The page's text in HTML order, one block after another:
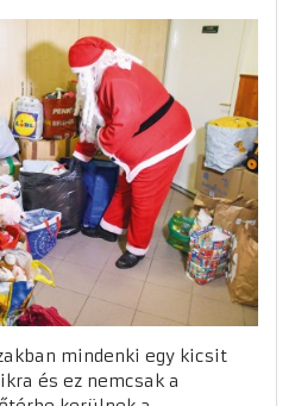
mindenki egy kicsit
és ez nemcsak a